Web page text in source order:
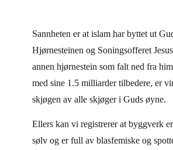
Sannheten er at islam har byttet ut
Hjørnesteinen og Soningsofferet
annen hjørnestein som falt ned fra
med sine 1.5 milliarder tilbedere, er
skjøgen av alle skjøger i Guds øyne.
Ellers kan vi registrerer at byggverk
sølv og er full av blasfemiske og